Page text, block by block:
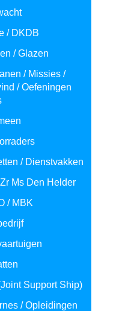
/ DKDB
/ Glazen
/ Missies /
/ Oefeningen
/ Dienstvakken
Ms Den Helder
/ MBK
Support Ship)
/ Opleidingen